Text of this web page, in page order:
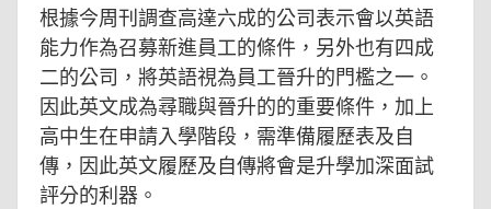
根據今周刊調查高達六成的公司表示會以英語
能力作為召募新進員工的條件，另外也有四成
二的公司，將英語視為員工晉升的門檻之一。
因此英文成為尋職與晉升的的重要條件，加上
高中生在申請入學階段，需準備履歷表及自
傳，因此英文履歷及自傳將會是升學加深面試
評分的利器。